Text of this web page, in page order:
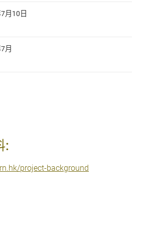
月10日
月
:
project-background